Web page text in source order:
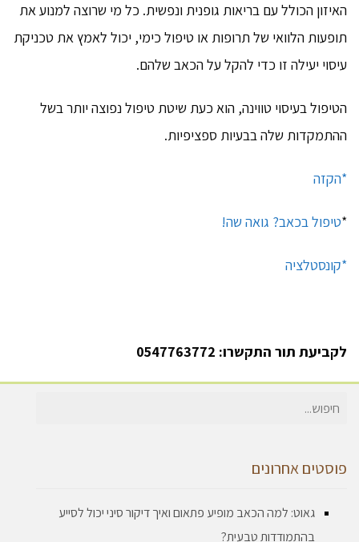
האיזון הכולל עם בריאות גופנית ונפשית. כל מי שרוצה למנוע את
תופעות הלוואי של תרופות או טיפול כימי, יכול לאמץ את טכניקת
עיסוי יעילה זו כדי להקל על הכאב שלהם.
הטיפול בעיסוי טווינה, הוא כעת שיטת טיפול נפוצה יותר בשל
ההתמקדות שלה בבעיות ספציפיות.
*הקזה
*טיפול בכאב? גואה שה!
*קונסטלציה
לקביעת תור התקשרו: 0547763772
חיפוש
פוסטים אחרונים
גאוט: למה הכאב מופיע פתאום ואיך דיקור סיני יכול לסייע
בהתמודדות טבעית?